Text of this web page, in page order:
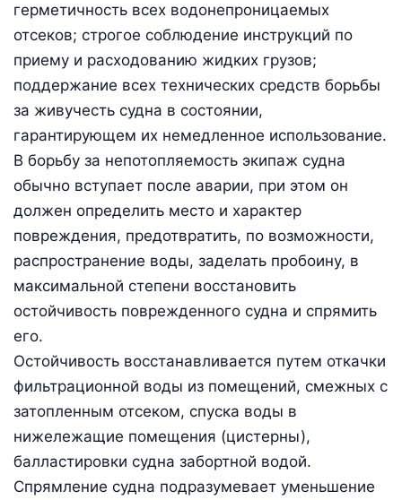
герметичность всех водонепроницаемых
отсеков; строгое соблюдение инструкций по
приему и расходованию жидких грузов;
поддержание всех технических средств борьбы
за живучесть судна в состоянии,
гарантирующем их немедленное использование.
В борьбу за непотопляемость экипаж судна
обычно вступает после аварии, при этом он
должен определить место и характер
повреждения, предотвратить, по возможности,
распространение воды, заделать пробоину, в
максимальной степени восстановить
остойчивость поврежденного судна и спрямить
его.
Остойчивость восстанавливается путем откачки
фильтрационной воды из помещений, смежных с
затопленным отсеком, спуска воды в
нижележащие помещения (цистерны),
балластировки судна забортной водой.
Спрямление судна подразумевает уменьшение